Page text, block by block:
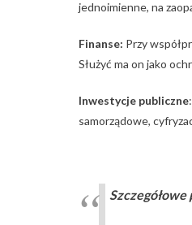
jednoimienne, na
Finanse: Przy
Służyć ma on jako
Inwestycje publiczne
samorządowe,